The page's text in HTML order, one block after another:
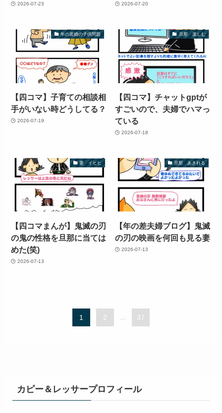
2026-07-23 2026-07-20
年の差婚の子供問題
【四コマ】子育ての相談相
手がいない時どうしてる？
2026-07-19
旦那 楽しむ
【四コマ】チャットgptが
すごいので、夫婦でハマっ
ている
2026-07-18
妻 イヒヒ
【四コマまんが】鬼滅の刃
の鬼の性格を旦那に当ては
めた(笑)
2026-07-13
旦那 あきれる
【年の差夫婦ブログ】鬼滅
の刃の映画を何回も見る妻
2026-07-13
1 2 ... 37
カピー＆レッサープロフィール